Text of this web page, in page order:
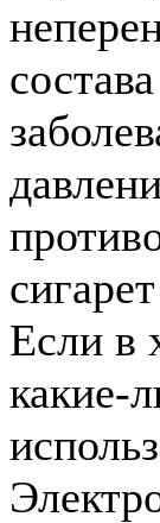
Если в
какие-